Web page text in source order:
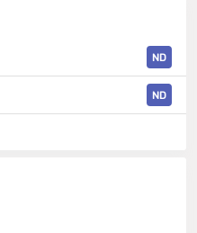
ND
ND